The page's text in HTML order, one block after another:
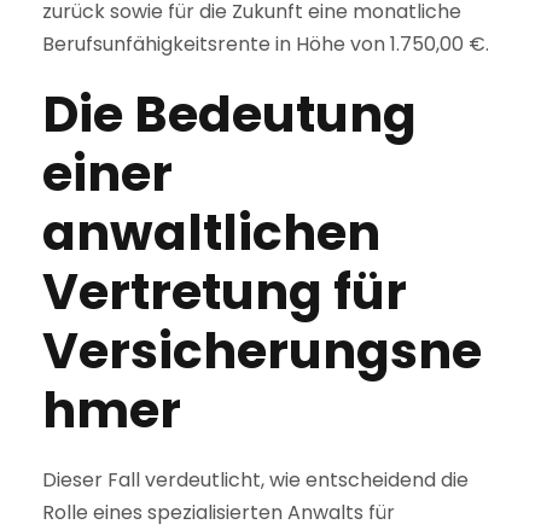
zurück sowie für die Zukunft eine monatliche
Berufsunfähigkeitsrente in Höhe von 1.750,00 €.
Die Bedeutung
einer
anwaltlichen
Vertretung für
Versicherungsne
hmer
Dieser Fall verdeutlicht, wie entscheidend die
Rolle eines spezialisierten Anwalts für